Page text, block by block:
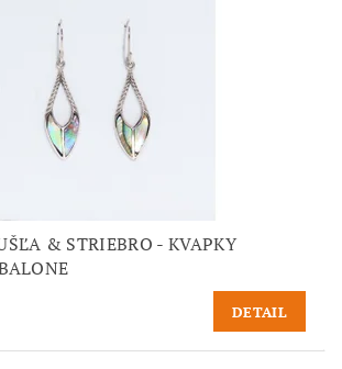
& STRIEBRO - KVAPKY
DETAIL